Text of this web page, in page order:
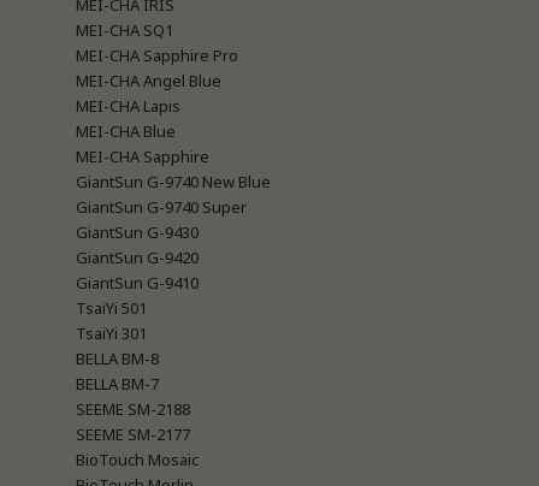
MEI-CHA IRIS
MEI-CHA SQ1
MEI-CHA Sapphire Pro
MEI-CHA Angel Blue
MEI-CHA Lapis
MEI-CHA Blue
MEI-CHA Sapphire
GiantSun G-9740 New Blue
GiantSun G-9740 Super
GiantSun G-9430
GiantSun G-9420
GiantSun G-9410
TsaiYi 501
TsaiYi 301
BELLA BM-8
BELLA BM-7
SEEME SM-2188
SEEME SM-2177
BioTouch Mosaic